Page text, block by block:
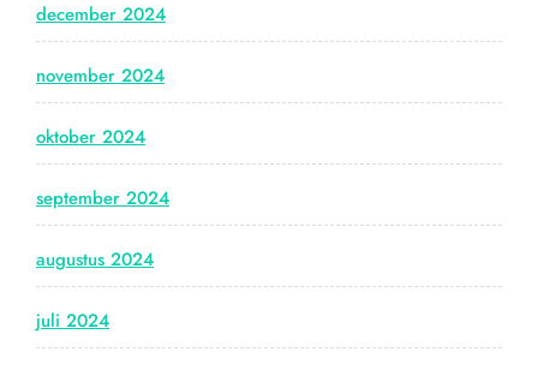
december 2024
november 2024
oktober 2024
september 2024
augustus 2024
juli 2024